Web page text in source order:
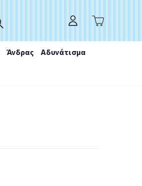
Άνδρας Αδυνάτισμα